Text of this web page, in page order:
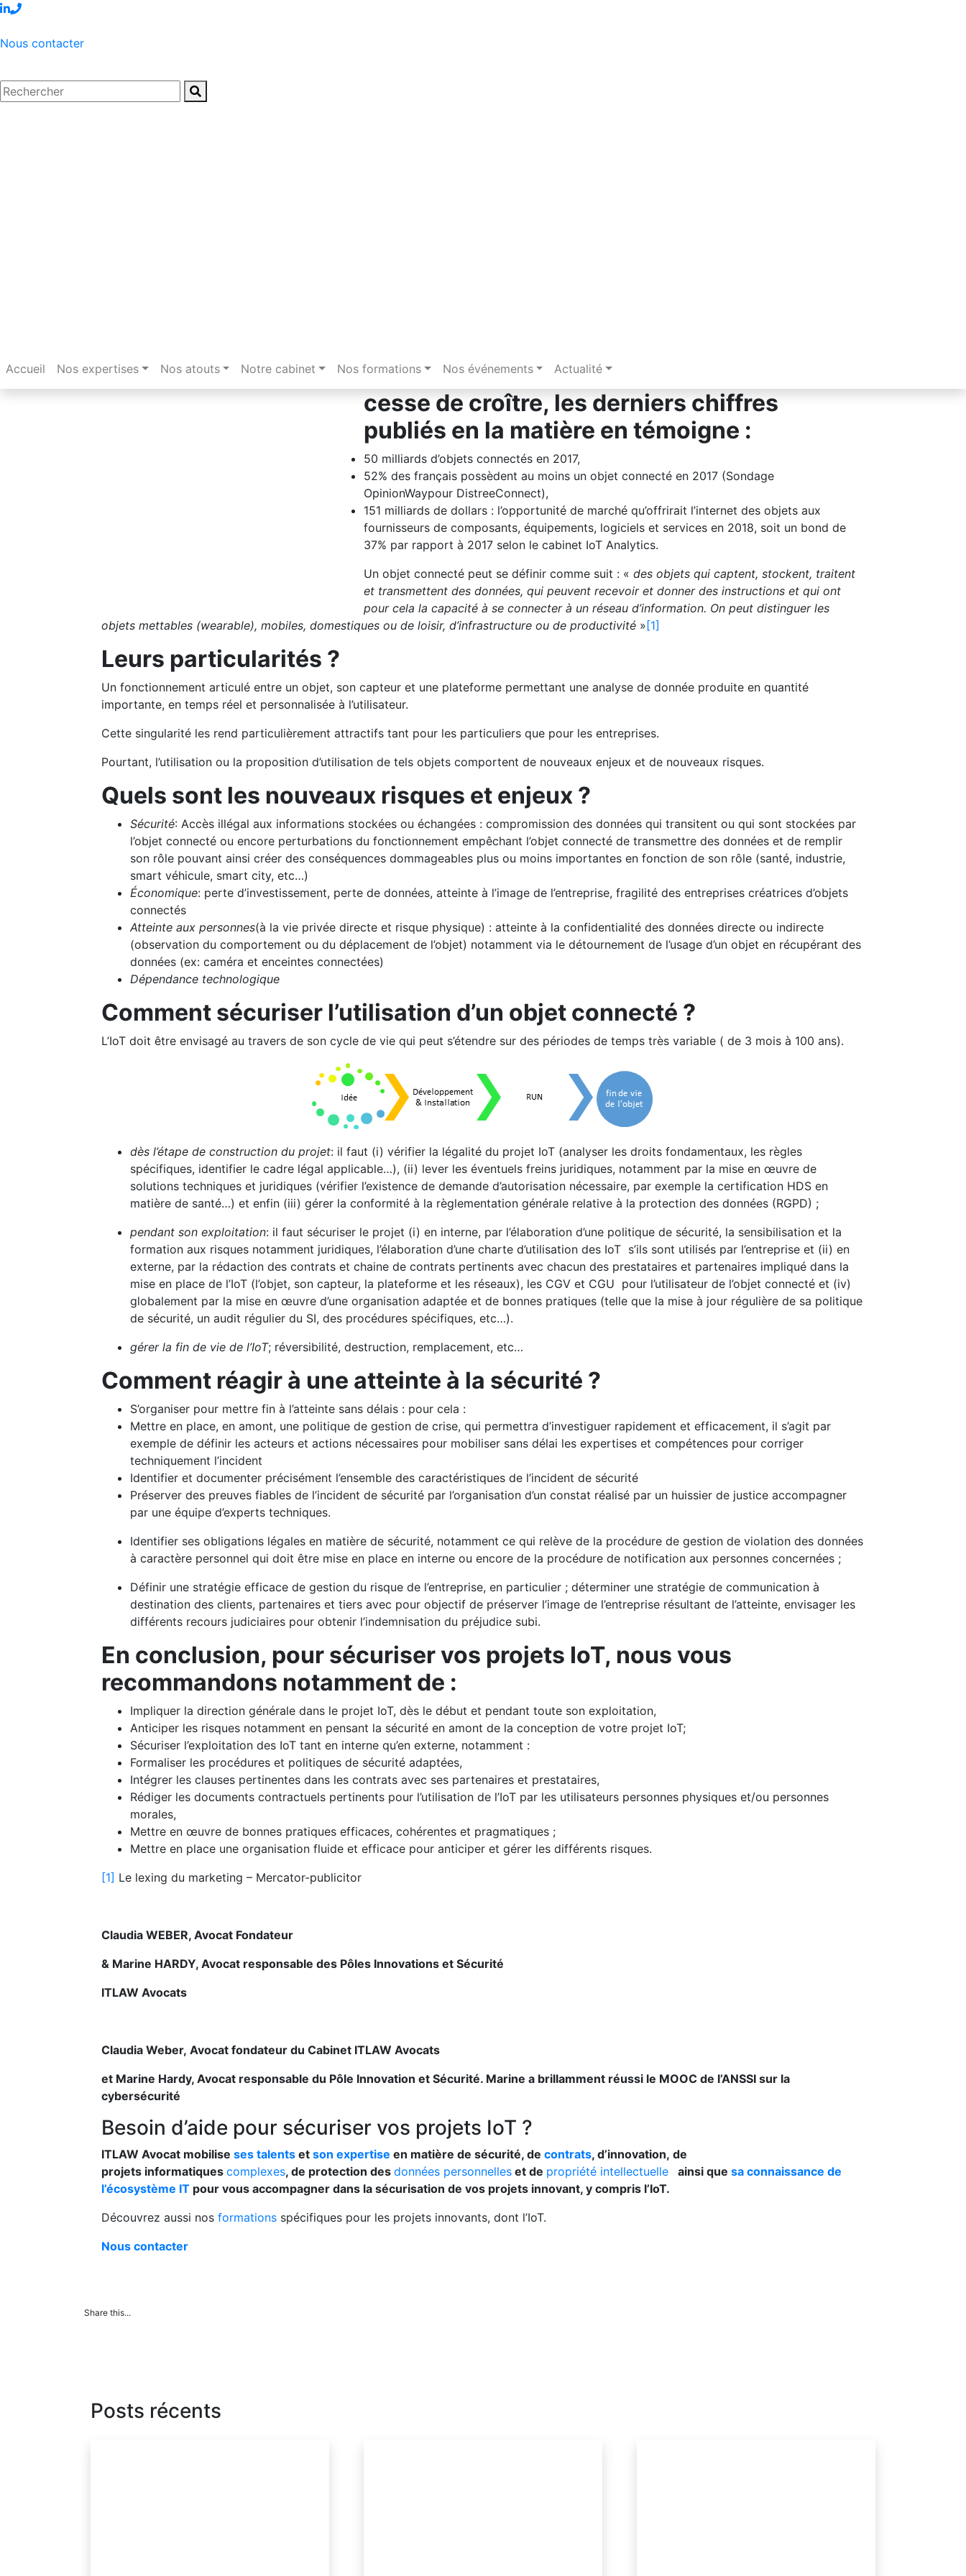
Nous contacter
Accueil Nos expertises Nos atouts Notre cabinet Nos formations Nos événements Actualité
Accueil/Articles – Blog
La popularité de l’Internet des objets n’a de
cesse de croître, les derniers chiffres
publiés en la matière en témoigne :
50 milliards d’objets connectés en 2017,
52% des français possèdent au moins un objet connecté en 2017 (Sondage
OpinionWaypour DistreeConnect),
151 milliards de dollars : l’opportunité de marché qu’offrirait l’internet des objets aux
fournisseurs de composants, équipements, logiciels et services en 2018, soit un bond de
37% par rapport à 2017 selon le cabinet IoT Analytics.
Un objet connecté peut se définir comme suit : « des objets qui captent, stockent, traitent
et transmettent des données, qui peuvent recevoir et donner des instructions et qui ont
pour cela la capacité à se connecter à un réseau d’information. On peut distinguer les
objets mettables (wearable), mobiles, domestiques ou de loisir, d’infrastructure ou de productivité » [1]
Leurs particularités ?
Un fonctionnement articulé entre un objet, son capteur et une plateforme permettant une analyse de donnée produite en quantité
importante, en temps réel et personnalisée à l’utilisateur.
Cette singularité les rend particulièrement attractifs tant pour les particuliers que pour les entreprises.
Pourtant, l’utilisation ou la proposition d’utilisation de tels objets comportent de nouveaux enjeux et de nouveaux risques.
Quels sont les nouveaux risques et enjeux ?
Sécurité: Accès illégal aux informations stockées ou échangées : compromission des données qui transitent ou qui sont stockées par
l’objet connecté ou encore perturbations du fonctionnement empêchant l’objet connecté de transmettre des données et de remplir
son rôle pouvant ainsi créer des conséquences dommageables plus ou moins importantes en fonction de son rôle (santé, industrie,
smart véhicule, smart city, etc…)
Économique: perte d’investissement, perte de données, atteinte à l’image de l’entreprise, fragilité des entreprises créatrices d’objets
connectés
Atteinte aux personnes(à la vie privée directe et risque physique) : atteinte à la confidentialité des données directe ou indirecte
(observation du comportement ou du déplacement de l’objet) notamment via le détournement de l’usage d’un objet en récupérant des
données (ex: caméra et enceintes connectées)
Dépendance technologique
Comment sécuriser l’utilisation d’un objet connecté ?
L’IoT doit être envisagé au travers de son cycle de vie qui peut s’étendre sur des périodes de temps très variable ( de 3 mois à 100 ans).
dès l’étape de construction du projet: il faut (i) vérifier la légalité du projet IoT (analyser les droits fondamentaux, les règles
spécifiques, identifier le cadre légal applicable…), (ii) lever les éventuels freins juridiques, notamment par la mise en œuvre de
solutions techniques et juridiques (vérifier l’existence de demande d’autorisation nécessaire, par exemple la certification HDS en
matière de santé…) et enfin (iii) gérer la conformité à la règlementation générale relative à la protection des données (RGPD) ;
pendant son exploitation: il faut sécuriser le projet (i) en interne, par l’élaboration d’une politique de sécurité, la sensibilisation et la
formation aux risques notamment juridiques, l’élaboration d’une charte d’utilisation des IoT s’ils sont utilisés par l’entreprise et (ii) en
externe, par la rédaction des contrats et chaine de contrats pertinents avec chacun des prestataires et partenaires impliqué dans la
mise en place de l’IoT (l’objet, son capteur, la plateforme et les réseaux), les CGV et CGU pour l’utilisateur de l’objet connecté et (iv)
globalement par la mise en œuvre d’une organisation adaptée et de bonnes pratiques (telle que la mise à jour régulière de sa politique
de sécurité, un audit régulier du SI, des procédures spécifiques, etc…).
gérer la fin de vie de l’IoT; réversibilité, destruction, remplacement, etc…
Comment réagir à une atteinte à la sécurité ?
S’organiser pour mettre fin à l’atteinte sans délais : pour cela :
Mettre en place, en amont, une politique de gestion de crise, qui permettra d’investiguer rapidement et efficacement, il s’agit par
exemple de définir les acteurs et actions nécessaires pour mobiliser sans délai les expertises et compétences pour corriger
techniquement l’incident
Identifier et documenter précisément l’ensemble des caractéristiques de l’incident de sécurité
Préserver des preuves fiables de l’incident de sécurité par l’organisation d’un constat réalisé par un huissier de justice accompagner
par une équipe d’experts techniques.
Identifier ses obligations légales en matière de sécurité, notamment ce qui relève de la procédure de gestion de violation des données
à caractère personnel qui doit être mise en place en interne ou encore de la procédure de notification aux personnes concernées ;
Définir une stratégie efficace de gestion du risque de l’entreprise, en particulier ; déterminer une stratégie de communication à
destination des clients, partenaires et tiers avec pour objectif de préserver l’image de l’entreprise résultant de l’atteinte, envisager les
différents recours judiciaires pour obtenir l’indemnisation du préjudice subi.
En conclusion, pour sécuriser vos projets IoT, nous vous
recommandons notamment de :
Impliquer la direction générale dans le projet IoT, dès le début et pendant toute son exploitation,
Anticiper les risques notamment en pensant la sécurité en amont de la conception de votre projet IoT;
Sécuriser l’exploitation des IoT tant en interne qu’en externe, notamment :
Formaliser les procédures et politiques de sécurité adaptées,
Intégrer les clauses pertinentes dans les contrats avec ses partenaires et prestataires,
Rédiger les documents contractuels pertinents pour l’utilisation de l’IoT par les utilisateurs personnes physiques et/ou personnes
morales,
Mettre en œuvre de bonnes pratiques efficaces, cohérentes et pragmatiques ;
Mettre en place une organisation fluide et efficace pour anticiper et gérer les différents risques.
[1] Le lexing du marketing – Mercator-publicitor
Claudia WEBER, Avocat Fondateur
& Marine HARDY, Avocat responsable des Pôles Innovations et Sécurité
ITLAW Avocats
Claudia Weber, Avocat fondateur du Cabinet ITLAW Avocats
et Marine Hardy, Avocat responsable du Pôle Innovation et Sécurité. Marine a brillamment réussi le MOOC de l’ANSSI sur la
cybersécurité
Besoin d’aide pour sécuriser vos projets IoT ?
ITLAW Avocat mobilise ses talents et son expertise en matière de sécurité, de contrats, d’innovation, de
projets informatiques complexes, de protection des données personnelles et de propriété intellectuelle ainsi que sa connaissance de
l’écosystème IT pour vous accompagner dans la sécurisation de vos projets innovant, y compris l’IoT.
Découvrez aussi nos formations spécifiques pour les projets innovants, dont l’IoT.
Nous contacter
Share this...
Posts récents